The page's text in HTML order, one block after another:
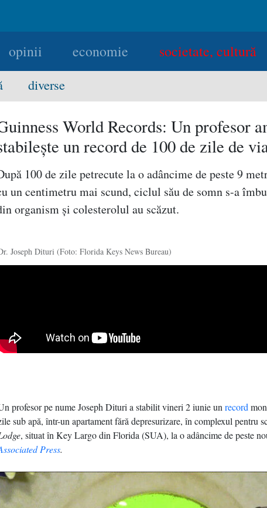
opinii economie societate, cultură
diverse
World Records: Un profesor
un record de 100 de zile de
100 de zile petrecute la o adâncime de peste 9
un centimetru mai scund, ciclul său de somn s-a
organism şi colesterolul au scăzut.
Joseph Dituri (Foto: Florida Keys News Bureau)
profesor pe nume Joseph Dituri a stabilit vineri 2 iunie un record
sub apă, într-un apartament fără depresurizare, în complexul pentru
, situat în Key Largo din Florida (SUA), la o adâncime de peste
Press.